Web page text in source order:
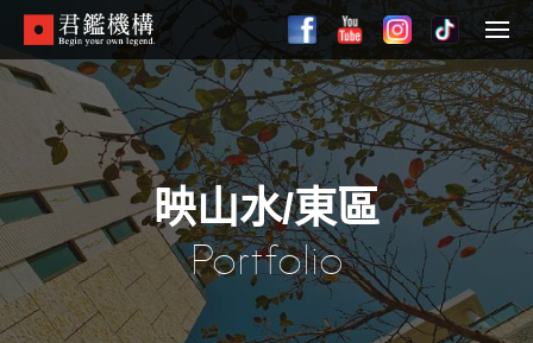
Skip
main
content
Menu
映山水/東區
Portfolio